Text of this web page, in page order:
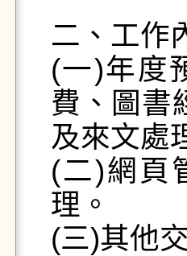
二、工作
(一)年度
費、圖書
及來文處
(二)網頁
理。
(三)其他